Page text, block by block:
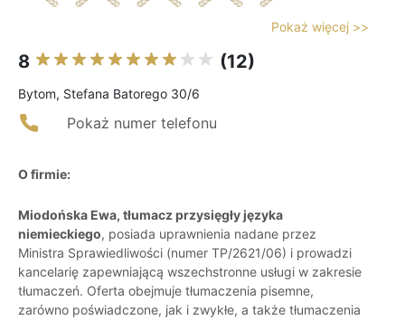
Pokaż więcej >>
8 (12)
Bytom, Stefana Batorego 30/6
Pokaż numer telefonu
O firmie:
Miodońska Ewa, tłumacz przysięgły języka
niemieckiego, posiada uprawnienia nadane przez
Ministra Sprawiedliwości (numer TP/2621/06) i prowadzi
kancelarię zapewniającą wszechstronne usługi w zakresie
tłumaczeń. Oferta obejmuje tłumaczenia pisemne,
zarówno poświadczone, jak i zwykłe, a także tłumaczenia